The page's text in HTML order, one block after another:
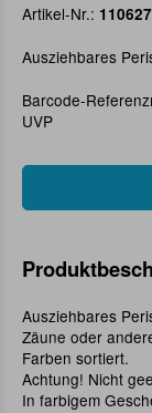
Artikel-Nr.: 110627
Ausziehbares
Barcode-
UVP
Ausziehbares
Zäune oder
Farben sortiert.
Achtung! Nicht
In farbigem